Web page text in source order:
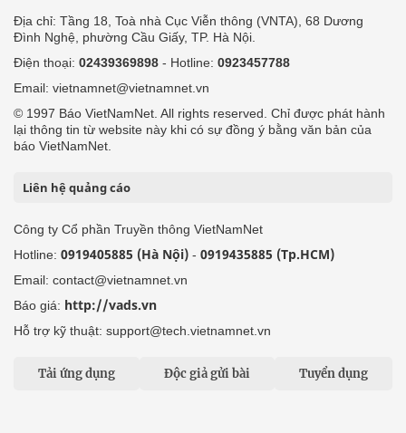
Địa chỉ: Tầng 18, Toà nhà Cục Viễn thông (VNTA), 68 Dương
Đình Nghệ, phường Cầu Giấy, TP. Hà Nội.
Điện thoại: 02439369898 - Hotline: 0923457788
Email: vietnamnet@vietnamnet.vn
© 1997 Báo VietNamNet. All rights reserved. Chỉ được phát hành
lại thông tin từ website này khi có sự đồng ý bằng văn bản của
báo VietNamNet.
Liên hệ quảng cáo
Công ty Cổ phần Truyền thông VietNamNet
Hotline: 0919405885 (Hà Nội) - 0919435885 (Tp.HCM)
Email: contact@vietnamnet.vn
Báo giá: http://vads.vn
Hỗ trợ kỹ thuật: support@tech.vietnamnet.vn
Tải ứng dụng Độc giả gửi bài Tuyển dụng